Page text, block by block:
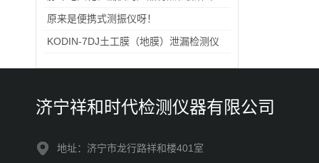
原来是便携式测振仪呀！
KODIN-7DJ土工膜（地膜）泄漏检测仪
济宁祥和时代检测仪器有限公司
地址：济宁市龙行路祥和楼401室